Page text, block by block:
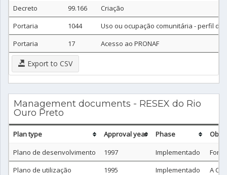
Decreto
99.166
Criação
Portaria
1044
Uso ou ocupação comunitária - perfil
Portaria
17 Acesso ao PRONAF
Export to CSV
Management documents - RESEX do Rio
Ouro Preto
Plan type Approval year Phase
Plano de desenvolvimento
1997 Implementado
Plano de utilização
1995 Implementado
A